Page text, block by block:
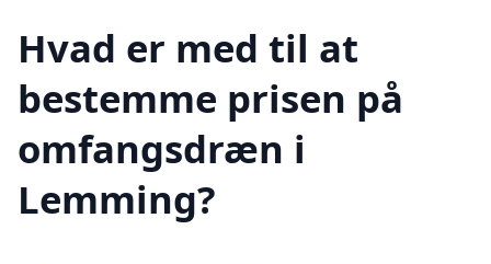
Hvad er med til at
bestemme prisen på
omfangsdræn i
Lemming?